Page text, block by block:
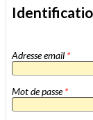
Adresse email *
Mot de passe*